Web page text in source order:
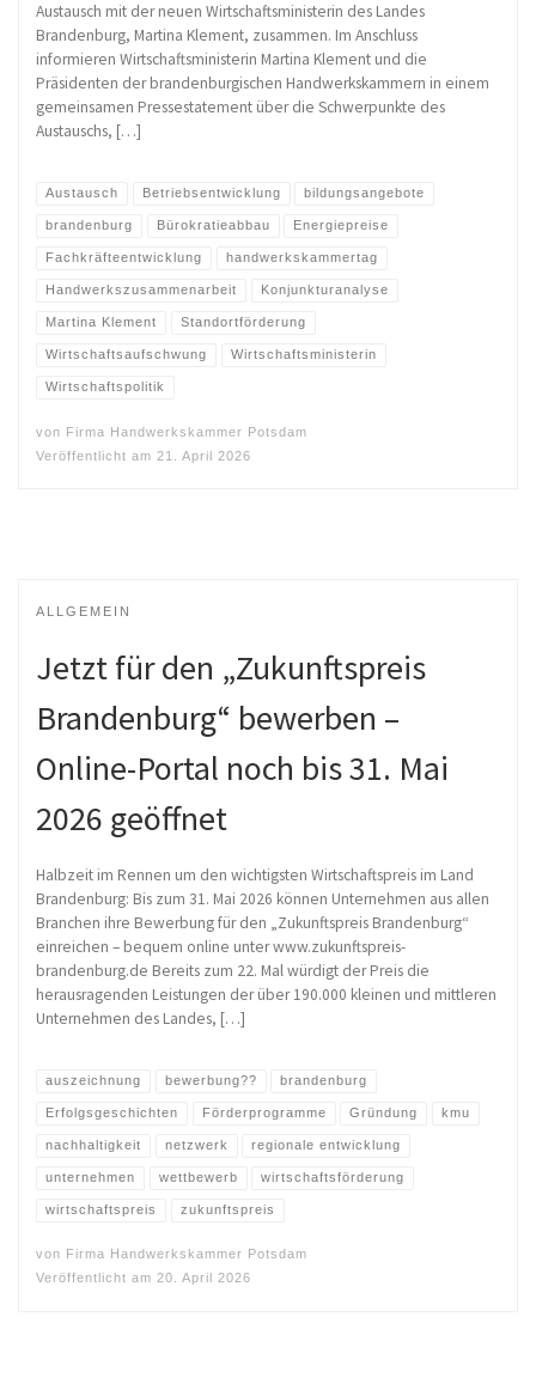
Austausch mit der neuen Wirtschaftsministerin des Landes
Brandenburg, Martina Klement, zusammen. Im Anschluss
informieren Wirtschaftsministerin Martina Klement und die
Präsidenten der brandenburgischen Handwerkskammern in einem
gemeinsamen Pressestatement über die Schwerpunkte des
Austauschs, […]
Austausch Betriebsentwicklung bildungsangebote
brandenburg Bürokratieabbau Energiepreise
Fachkräfteentwicklung handwerkskammertag
Handwerkszusammenarbeit Konjunkturanalyse
Martina Klement Standortförderung
Wirtschaftsaufschwung Wirtschaftsministerin
Wirtschaftspolitik
von Firma Handwerkskammer Potsdam
Veröffentlicht am 21. April 2026
ALLGEMEIN
Jetzt für den „Zukunftspreis
Brandenburg“ bewerben –
Online-Portal noch bis 31. Mai
2026 geöffnet
Halbzeit im Rennen um den wichtigsten Wirtschaftspreis im Land
Brandenburg: Bis zum 31. Mai 2026 können Unternehmen aus allen
Branchen ihre Bewerbung für den „Zukunftspreis Brandenburg“
einreichen – bequem online unter www.zukunftspreis-
brandenburg.de Bereits zum 22. Mal würdigt der Preis die
herausragenden Leistungen der über 190.000 kleinen und mittleren
Unternehmen des Landes, […]
auszeichnung bewerbung?? brandenburg
Erfolgsgeschichten Förderprogramme Gründung kmu
nachhaltigkeit netzwerk regionale entwicklung
unternehmen wettbewerb wirtschaftsförderung
wirtschaftspreis zukunftspreis
von Firma Handwerkskammer Potsdam
Veröffentlicht am 20. April 2026